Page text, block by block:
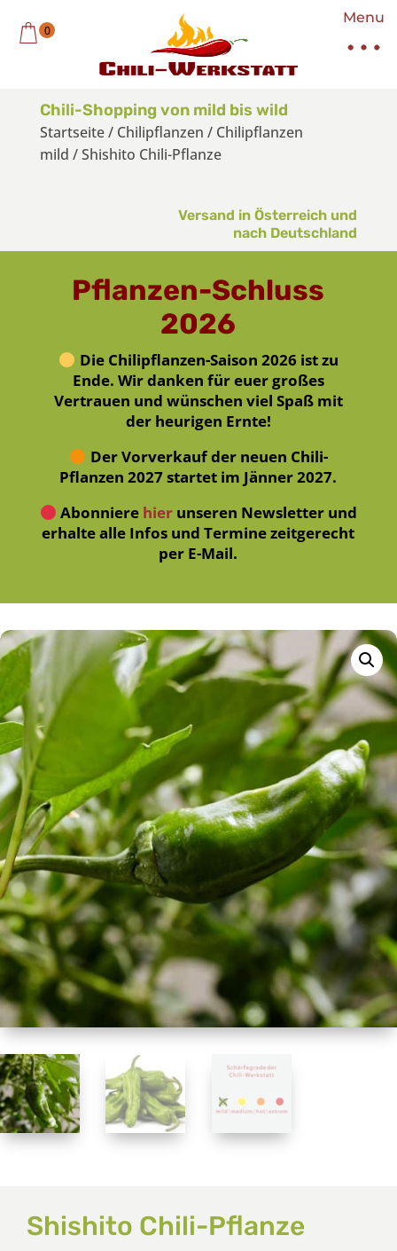
Menu
0
Chili-Shopping von mild bis wild
Startseite/ Chilipflanzen / Chilipflanzen
mild /Shishito Chili-Pflanze
Versand in Österreich und
nach Deutschland
Pflanzen-Schluss
2026
Die Chilipflanzen-Saison 2026 ist zu
Ende. Wir danken für euer großes
Vertrauen und wünschen viel Spaß mit
der heurigen Ernte!
Der Vorverkauf der neuen Chili-
Pflanzen 2027 startet im Jänner 2027.
Abonniere hier unseren Newsletter und
erhalte alle Infos und Termine zeitgerecht
per E-Mail.
Shishito Chili-Pflanze